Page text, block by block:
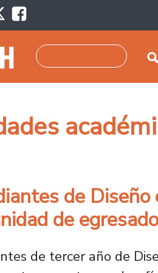
de Diseño
de
de tercer año de